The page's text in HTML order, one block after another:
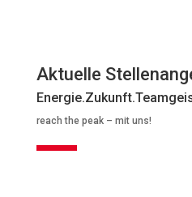
Aktuelle
reach the peak – mit uns!